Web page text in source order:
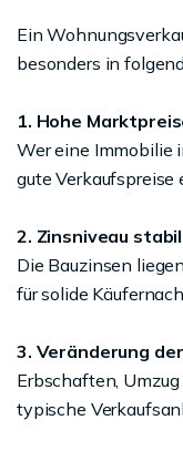
Ein
besonders in
1. Hohe
Wer eine Immobilie
gute Verkaufspreise
2. Zinsniveau
Die Bauzinsen
für solide
3. Veränderung
Erbschaften,
typische